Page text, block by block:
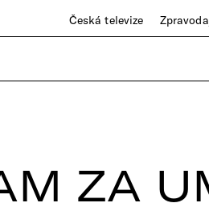
Česká televize
ZA